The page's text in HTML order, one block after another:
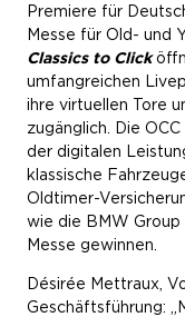
Premiere für
Messe für Old- und
Classics to Click
umfangreichen
ihre virtuellen Tore
zugänglich. Die
der digitalen
klassische
Oldtimer-
wie die BMW Group
Messe gewinnen.
Désirée Mettraux,
Geschäftsführung: